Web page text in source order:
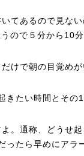
てあるので見な
うので５分から10
けで朝の目覚め
きたい時間とその
。通称、どうせ
ったら早めにアラ